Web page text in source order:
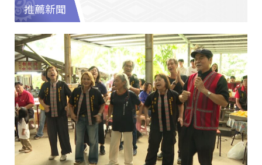
推薦新聞